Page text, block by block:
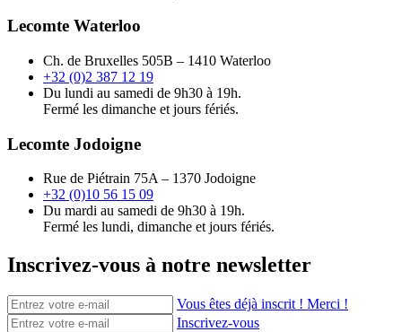
Lecomte Waterloo
Ch. de Bruxelles 505B – 1410 Waterloo
+32 (0)2 387 12 19
Du lundi au samedi de 9h30 à 19h.
Fermé les dimanche et jours fériés.
Lecomte Jodoigne
Rue de Piétrain 75A – 1370 Jodoigne
+32 (0)10 56 15 09
Du mardi au samedi de 9h30 à 19h.
Fermé les lundi, dimanche et jours fériés.
Inscrivez-vous à notre newsletter
Vous êtes déjà inscrit ! Merci !
Inscrivez-vous